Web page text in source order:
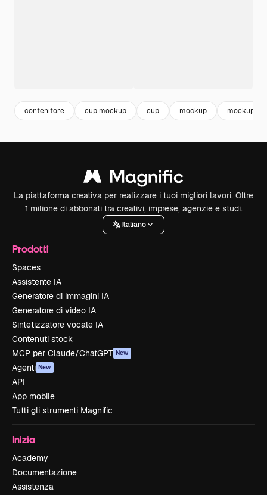
contenitore cup mockup cup mockup mockup
La piattaforma creativa per realizzare i tuoi migliori lavori. Oltre
1 milione di abbonati tra creativi, imprese, agenzie e studi.
Italiano
Prodotti
Spaces
Assistente IA
Generatore di immagini IA
Generatore di video IA
Sintetizzatore vocale IA
Contenuti stock
MCP per Claude/ChatGPT New
Agenti New
API
App mobile
Tutti gli strumenti Magnific
Inizia
Academy
Documentazione
Assistenza